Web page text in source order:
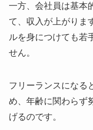
一方、会社員は基本
て、収入が上がりま
ルを身につけても若
せん。
フリーランスになる
め、年齢に関わらず
げるのです。